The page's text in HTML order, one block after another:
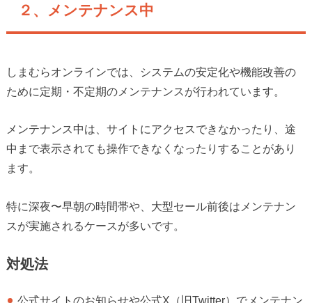
２、メンテナンス中
しまむらオンラインでは、システムの安定化や機能改善の
ために定期・不定期のメンテナンスが行われています。
メンテナンス中は、サイトにアクセスできなかったり、途
中まで表示されても操作できなくなったりすることがあり
ます。
特に深夜〜早朝の時間帯や、大型セール前後はメンテナン
スが実施されるケースが多いです。
対処法
公式サイトのお知らせや公式X（旧Twitter）でメンテナン